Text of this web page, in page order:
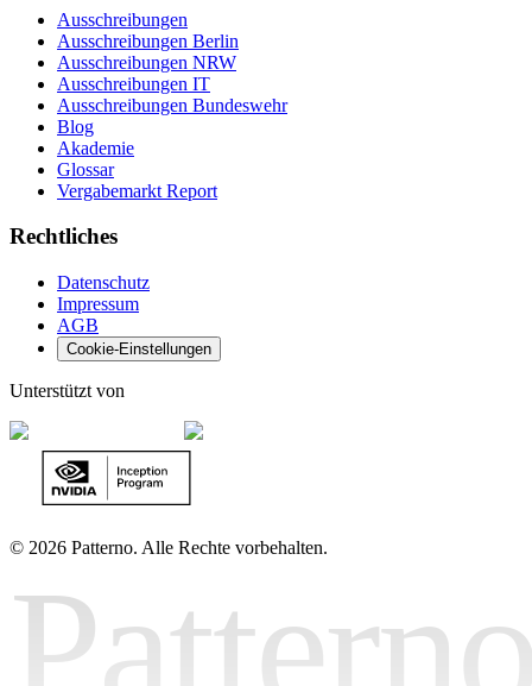
Ausschreibungen
Ausschreibungen Berlin
Ausschreibungen NRW
Ausschreibungen IT
Ausschreibungen Bundeswehr
Blog
Akademie
Glossar
Vergabemarkt Report
Rechtliches
Datenschutz
Impressum
AGB
Cookie-Einstellungen
Unterstützt von
© 2026 Patterno. Alle Rechte vorbehalten.